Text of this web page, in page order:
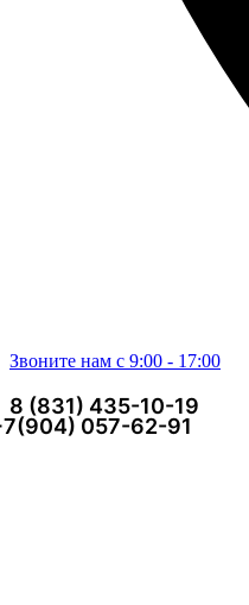
Звоните нам с 9:00 - 17:00
8 (831) 435-10-19
057-62-91